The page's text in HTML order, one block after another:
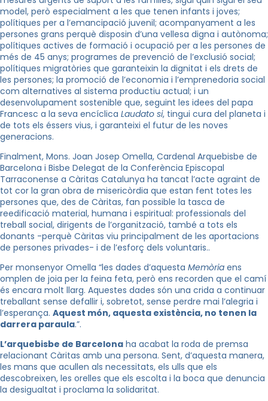
model, però especialment a les que tenen infants i joves;
polítiques per a l’emancipació juvenil; acompanyament a les
persones grans perquè disposin d’una vellesa digna i autònoma;
polítiques actives de formació i ocupació per a les persones de
més de 45 anys; programes de prevenció de l’exclusió social;
polítiques migratòries que garanteixin la dignitat i els drets de
les persones; la promoció de l’economia i l’emprenedoria social
com alternatives al sistema productiu actual; i un
desenvolupament sostenible que, seguint les idees del papa
Francesc a la seva encíclica Laudato si, tingui cura del planeta i
de tots els éssers vius, i garanteixi el futur de les noves
generacions.
Finalment, Mons. Joan Josep Omella, Cardenal Arquebisbe de
Barcelona i Bisbe Delegat de la Conferència Episcopal
Tarraconense a Càritas Catalunya ha tancat l’acte agraint de
tot cor la gran obra de misericòrdia que estan fent totes les
persones que, des de Càritas, fan possible la tasca de
reedificació material, humana i espiritual: professionals del
treball social, dirigents de l’organització, també a tots els
donants -perquè Càritas viu principalment de les aportacions
de persones privades- i de l’esforç dels voluntaris..
Per monsenyor Omella “les dades d’aquesta Memòria ens
omplen de joia per la feina feta, però ens recorden que el camí
és encara molt llarg. Aquestes dades són una crida a continuar
treballant sense defallir i, sobretot, sense perdre mai l’alegria i
l’esperança. Aquest món, aquesta existència, no tenen la
darrera paraula.”.
L’arquebisbe de Barcelona ha acabat la roda de premsa
relacionant Càritas amb una persona. Sent, d’aquesta manera,
les mans que acullen als necessitats, els ulls que els
descobreixen, les orelles que els escolta i la boca que denuncia
la desigualtat i proclama la solidaritat.